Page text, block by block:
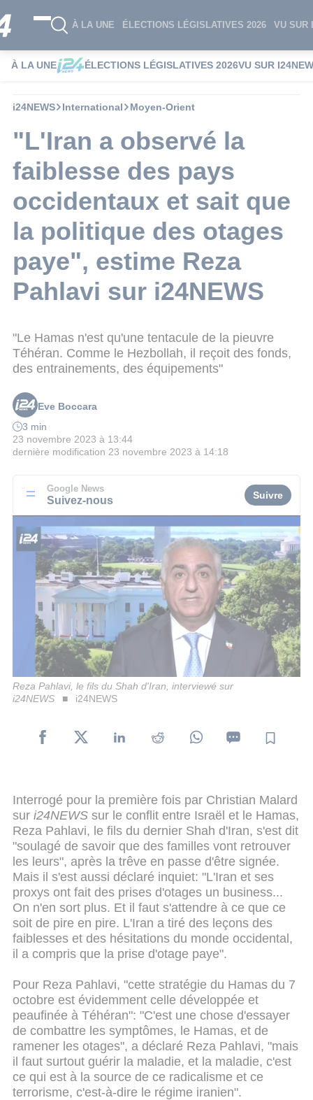
À LA UNE ÉLECTIONS LÉGISLATIVES 2026 VU SUR
À LA UNE ÉLECTIONS LÉGISLATIVES 2026VU SUR
i24NEWS International Moyen-Orient
"L'Iran a observé la
faiblesse des pays
occidentaux et sait que
la politique des otages
paye", estime Reza
Pahlavi sur i24NEWS
"Le Hamas n'est qu'une tentacule de la pieuvre
Téhéran. Comme le Hezbollah, il reçoit des fonds,
des entrainements, des équipements"
Eve Boccara
3 min
23 novembre 2023 à 13:44
dernière modification 23 novembre 2023 à 14:18
Google News
Suivez-nous Suivre
Reza Pahlavi, le fils du Shah d'Iran, interviewé sur
i24NEWS
i24NEWS
Interrogé pour la première fois par Christian Malard
sur i24NEWS sur le conflit entre Israël et le Hamas,
Reza Pahlavi, le fils du dernier Shah d'Iran, s'est dit
"soulagé de savoir que des familles vont retrouver
les leurs", après la trêve en passe d'être signée.
Mais il s'est aussi déclaré inquiet: "L'Iran et ses
proxys ont fait des prises d'otages un business...
On n'en sort plus. Et il faut s'attendre à ce que ce
soit de pire en pire. L'Iran a tiré des leçons des
faiblesses et des hésitations du monde occidental,
il a compris que la prise d'otage paye".
Pour Reza Pahlavi, "cette stratégie du Hamas du 7
octobre est évidemment celle développée et
peaufinée à Téhéran": "C'est une chose d'essayer
de combattre les symptômes, le Hamas, et de
ramener les otages", a déclaré Reza Pahlavi, "mais
il faut surtout guérir la maladie, et la maladie, c'est
ce qui est à la source de ce radicalisme et ce
terrorisme, c'est-à-dire le régime iranien".